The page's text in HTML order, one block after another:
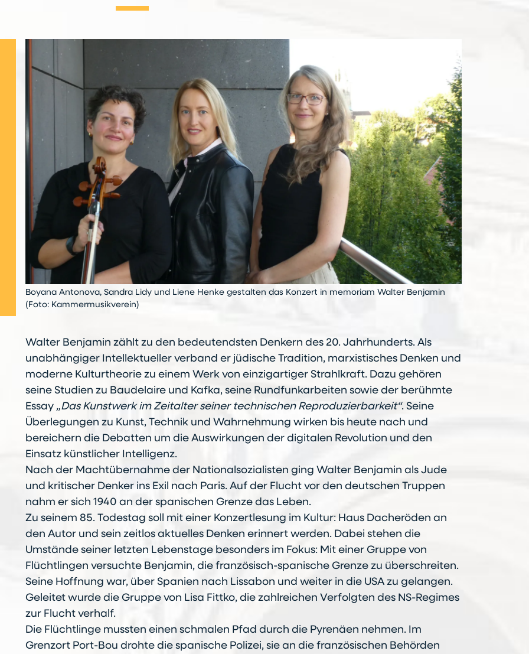
Boyana Antonova, Sandra Lidy und Liene Henke gestalten das Konzert in memoriam Walter Benjamin
(Foto: Kammermusikverein)
Walter Benjamin zählt zu den bedeutendsten Denkern des 20. Jahrhunderts. Als
unabhängiger Intellektueller verband er jüdische Tradition, marxistisches Denken und
moderne Kulturtheorie zu einem Werk von einzigartiger Strahlkraft. Dazu gehören
seine Studien zu Baudelaire und Kafka, seine Rundfunkarbeiten sowie der berühmte
Essay „Das Kunstwerk im Zeitalter seiner technischen Reproduzierbarkeit“. Seine
Überlegungen zu Kunst, Technik und Wahrnehmung wirken bis heute nach und
bereichern die Debatten um die Auswirkungen der digitalen Revolution und den
Einsatz künstlicher Intelligenz.
Nach der Machtübernahme der Nationalsozialisten ging Walter Benjamin als Jude
und kritischer Denker ins Exil nach Paris. Auf der Flucht vor den deutschen Truppen
nahm er sich 1940 an der spanischen Grenze das Leben.
Zu seinem 85. Todestag soll mit einer Konzertlesung im Kultur: Haus Dacheröden an
den Autor und sein zeitlos aktuelles Denken erinnert werden. Dabei stehen die
Umstände seiner letzten Lebenstage besonders im Fokus: Mit einer Gruppe von
Flüchtlingen versuchte Benjamin, die französisch-spanische Grenze zu überschreiten.
Seine Hoffnung war, über Spanien nach Lissabon und weiter in die USA zu gelangen.
Geleitet wurde die Gruppe von Lisa Fittko, die zahlreichen Verfolgten des NS-Regimes
zur Flucht verhalf.
Die Flüchtlinge mussten einen schmalen Pfad durch die Pyrenäen nehmen. Im
Grenzort Port-Bou drohte die spanische Polizei, sie an die französischen Behörden